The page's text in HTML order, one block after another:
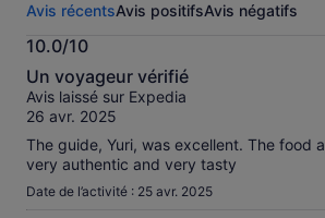
Plus
d’informations
sur
nos
avis
vérifiés
Avis récentsAvis positifsAvis négatifs
10.0/10
10.0
sur
10
Un voyageur vérifié
Avis laissé sur Expedia
26 avr. 2025
The guide, Yuri, was excellent. The food
very authentic and very tasty
Date de l’activité : 25 avr. 2025